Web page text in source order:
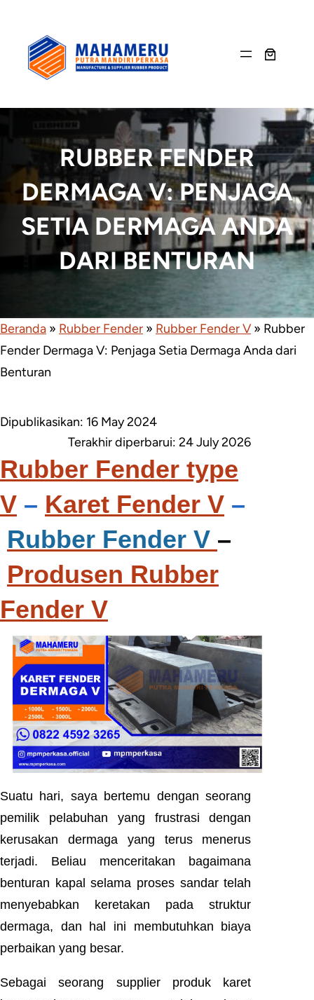
content
RUBBER FENDER
DERMAGA V: PENJAGA
SETIA DERMAGA ANDA
DARI BENTURAN
Beranda » Rubber Fender » Rubber Fender V» Rubber
Fender Dermaga V: Penjaga Setia Dermaga Anda dari
Benturan
Dipublikasikan: 16 May 2024
Terakhir diperbarui:24 July 2026
Rubber Fender type
V – Karet Fender V –
Rubber Fender V –
Produsen Rubber
Fender V
Suatu hari, saya bertemu dengan seorang
pemilik pelabuhan yang frustrasi dengan
kerusakan dermaga yang terus menerus
terjadi. Beliau menceritakan bagaimana
benturan kapal selama proses sandar telah
menyebabkan keretakan pada struktur
dermaga, dan hal ini membutuhkan biaya
perbaikan yang besar.
Sebagai seorang supplier produk karet